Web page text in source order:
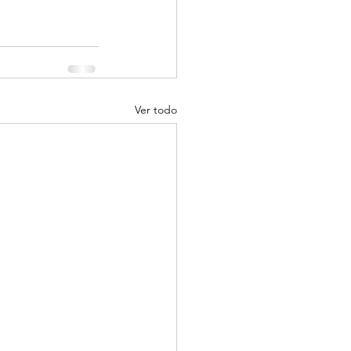
Ver todo